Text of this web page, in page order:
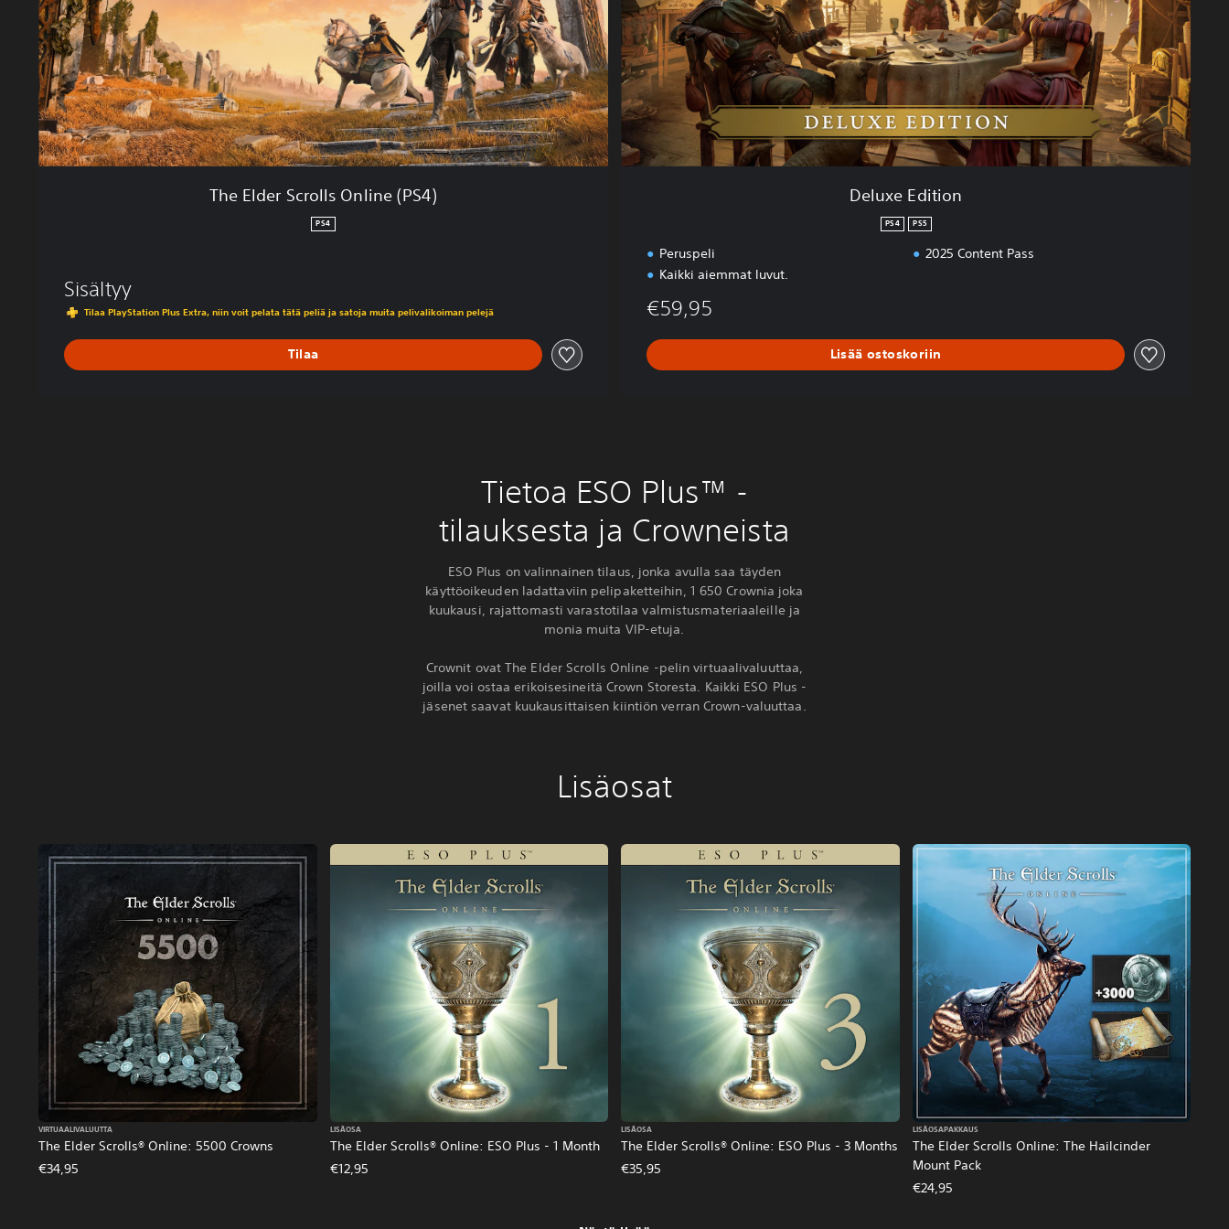
S
c
r
o
l
l
s
O
n
The Elder Scrolls Online (PS4)
PS4
Sisältyy
Tilaa PlayStation Plus Extra, niin voit pelata tätä peliä ja satoja muita pelivalikoiman pelejä
Tilaa
i
o
n
Deluxe Edition
PS4 PS5
Peruspeli
Kaikki aiemmat luvut.
2025 Content Pass
€59,95
Lisää ostoskoriin
Tietoa ESO Plus™ -
tilauksesta ja Crowneista
ESO Plus on valinnainen tilaus, jonka avulla saa täyden
käyttöoikeuden ladattaviin pelipaketteihin, 1 650 Crownia joka
kuukausi, rajattomasti varastotilaa valmistusmateriaaleille ja
monia muita VIP-etuja.
Crownit ovat The Elder Scrolls Online -pelin virtuaalivaluuttaa,
joilla voi ostaa erikoisesineitä Crown Storesta. Kaikki ESO Plus -
jäsenet saavat kuukausittaisen kiintiön verran Crown-valuuttaa.
Lisäosat
The Elder Scrolls® Online: 5500 Crowns
VIRTUAALIVALUUTTA
€34,95
The Elder Scrolls® Online: ESO Plus - 1 Month
LISÄOSA
€12,95
The Elder Scrolls® Online: ESO Plus - 3 Months
LISÄOSA
€35,95
The Elder Scrolls Online: The Hailcinder
Mount Pack
LISÄOSAPAKKAUS
€24,95